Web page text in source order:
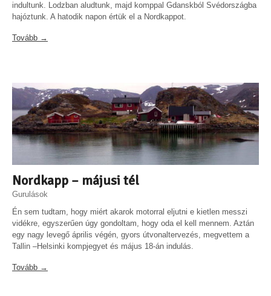
indultunk. Lodzban aludtunk, majd komppal Gdanskból Svédországba
hajóztunk. A hatodik napon értük el a Nordkappot.
Tovább →
Nordkapp – májusi tél
Gurulások
Én sem tudtam, hogy miért akarok motorral eljutni e kietlen messzi
vidékre, egyszerűen úgy gondoltam, hogy oda el kell mennem. Aztán
egy nagy levegő április végén, gyors útvonaltervezés, megvettem a
Tallin –Helsinki kompjegyet és május 18-án indulás.
Tovább →